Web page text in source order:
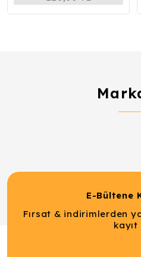
E-Bültene
Fırsat & indirimlerden
kayıt